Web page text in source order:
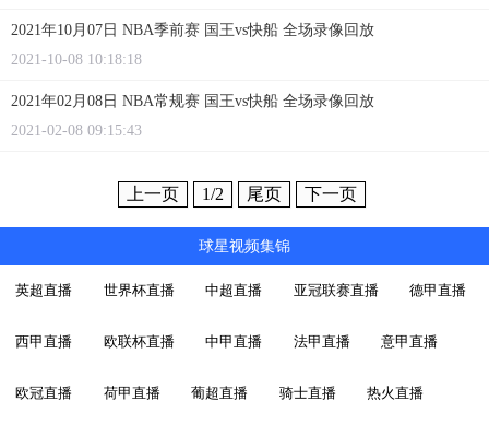
2021年10月07日 NBA季前赛 国王vs快船 全场录像回放
2021-10-08 10:18:18
2021年02月08日 NBA常规赛 国王vs快船 全场录像回放
2021-02-08 09:15:43
上一页 1/2 尾页 下一页
球星视频集锦
英超直播 世界杯直播 中超直播 亚冠联赛直播 德甲直播
西甲直播 欧联杯直播 中甲直播 法甲直播 意甲直播
欧冠直播 荷甲直播 葡超直播 骑士直播 热火直播